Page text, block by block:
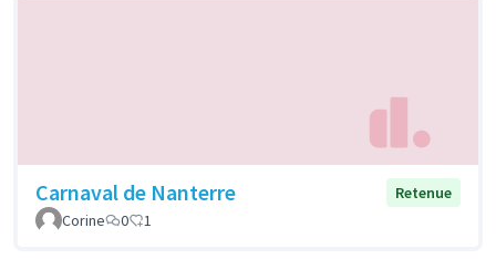
Carnaval de Nanterre
Retenue
Corine
0 1